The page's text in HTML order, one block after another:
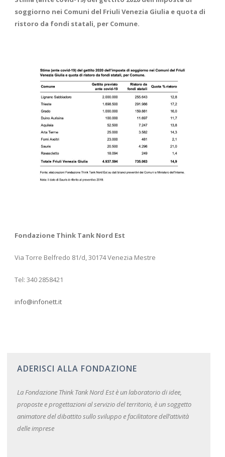
soggiorno nei Comuni del Friuli Venezia Giulia e quota di
ristoro da fondi statali, per Comune.
Fondazione Think Tank Nord Est
Via Torre Belfredo 81/d, 30174 Venezia Mestre
Tel: 340 2858421
info@infonett.it
ADERISCI ALLA FONDAZIONE
La Fondazione Think Tank Nord Est è un laboratorio di idee,
proposte e progettazioni al servizio del territorio, è un soggetto
animatore del dibattito sullo sviluppo e facilitatore dell’attività
delle imprese